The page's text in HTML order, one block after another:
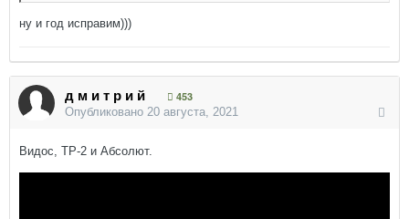
ну и год исправим)))
д м и т р и й
453
Опубликовано 20 августа, 2021
Видос, ТР-2 и Абсолют.